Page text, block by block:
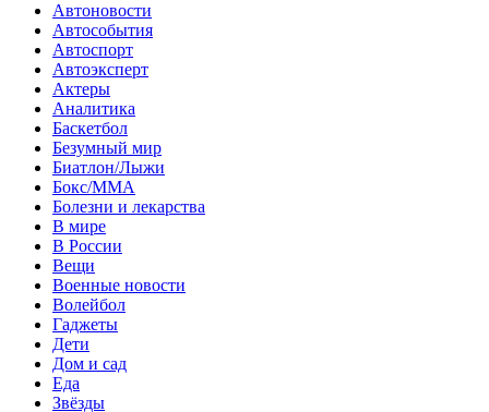
Автоновости
Автособытия
Автоспорт
Автоэксперт
Актеры
Аналитика
Баскетбол
Безумный мир
Биатлон/Лыжи
Бокс/MMA
Болезни и лекарства
В мире
В России
Вещи
Военные новости
Волейбол
Гаджеты
Дети
Дом и сад
Еда
Звёзды